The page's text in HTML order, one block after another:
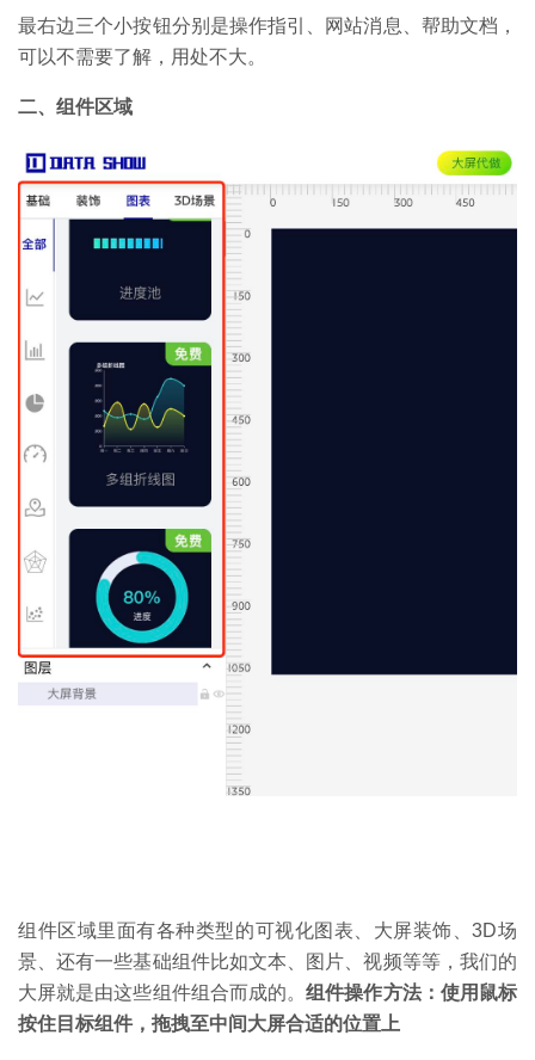
最右边三个小按钮分别是操作指引、网站消息、帮助文档，
可以不需要了解，用处不大。
二、组件区域
组件区域里面有各种类型的可视化图表、大屏装饰、3D场
景、还有一些基础组件比如文本、图片、视频等等，我们的
大屏就是由这些组件组合而成的。组件操作方法：使用鼠标
按住目标组件，拖拽至中间大屏合适的位置上